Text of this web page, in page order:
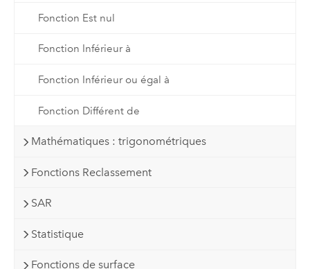
Fonction Est nul
Fonction Inférieur à
Fonction Inférieur ou égal à
Fonction Différent de
Mathématiques : trigonométriques
Fonctions Reclassement
SAR
Statistique
Fonctions de surface